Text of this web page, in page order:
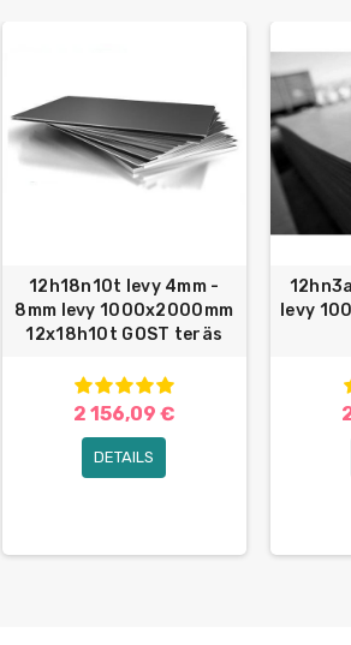
12h18n10t levy 4mm -
8mm levy 1000x2000mm
12x18h10t GOST teräs
2 156,09 €
DETAILS
levy